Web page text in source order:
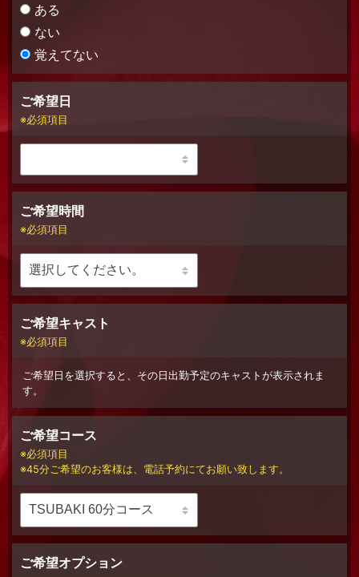
ある
ない
覚えてない
ご希望日
必須項目
ご希望時間
必須項目
ご希望キャスト
必須項目
ご希望日を選択すると、その日出勤予定のキャストが表示されま
す。
ご希望コース
必須項目
45分ご希望のお客様は、電話予約にてお願い致します。
ご希望オプション